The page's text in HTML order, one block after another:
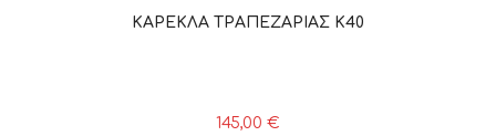
ΚΑΡΕΚΛΑ ΤΡΑΠΕΖΑΡΙΑΣ K40
145,00 €